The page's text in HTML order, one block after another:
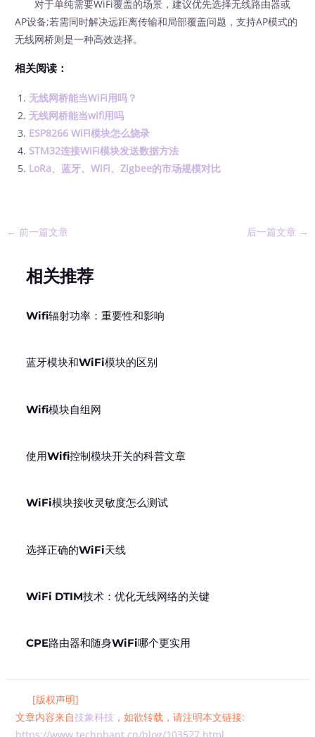
对于单纯需要WiFi覆盖的场景，建议优先选择无线路由器或
AP设备;若需同时解决远距离传输和局部覆盖问题，支持AP模式的
无线网桥则是一种高效选择。
相关阅读：
无线网桥能当WiFi用吗？
无线网桥能当wifi用吗
ESP8266 WiFi模块怎么烧录
STM32连接WiFi模块发送数据方法
LoRa、蓝牙、WiFi、Zigbee的市场规模对比
← 前一篇文章 后一篇文章 →
相关推荐
Wifi辐射功率：重要性和影响
蓝牙模块和WiFi模块的区别
Wifi模块自组网
使用Wifi控制模块开关的科普文章
WiFi模块接收灵敏度怎么测试
选择正确的WiFi天线
WiFi DTIM技术：优化无线网络的关键
CPE路由器和随身WiFi哪个更实用
[版权声明]
文章内容来自技象科技 ，如欲转载，请注明本文链接: